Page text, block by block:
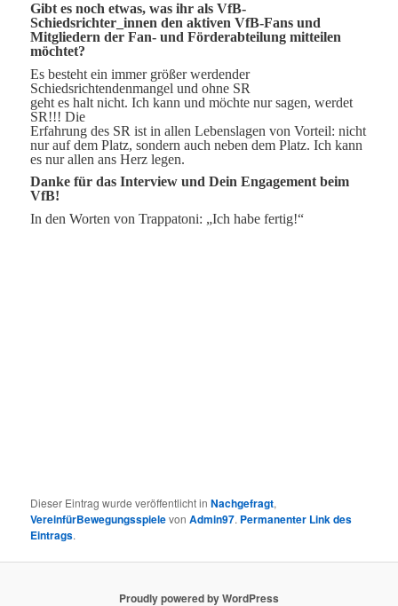
Gibt es noch etwas, was ihr als VfB-
Schiedsrichter_innen den aktiven VfB-Fans und
Mitgliedern der Fan- und Förderabteilung mitteilen
möchtet?
Es besteht ein immer größer werdender
Schiedsrichtendenmangel und ohne SR
geht es halt nicht. Ich kann und möchte nur sagen, werdet
SR!!! Die
Erfahrung des SR ist in allen Lebenslagen von Vorteil: nicht
nur auf dem Platz, sondern auch neben dem Platz. Ich kann
es nur allen ans Herz legen.
Danke für das Interview und Dein Engagement beim
VfB!
In den Worten von Trappatoni: „Ich habe fertig!“
Dieser Eintrag wurde veröffentlicht inNachgefragt,
VereinfürBewegungsspielevonAdmin97. Permanenter Link des
Eintrags.
Proudly powered by WordPress